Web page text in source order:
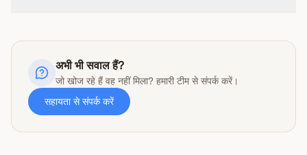
अभी भी सवाल हैं?
जो खोज रहे हैं वह नहीं मिला? हमारी टीम से संपर्क करें।
सहायता से संपर्क करें